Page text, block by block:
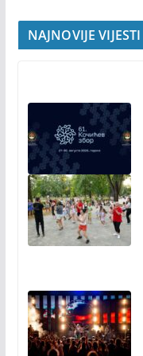
NAJNOVIJE VIJESTI